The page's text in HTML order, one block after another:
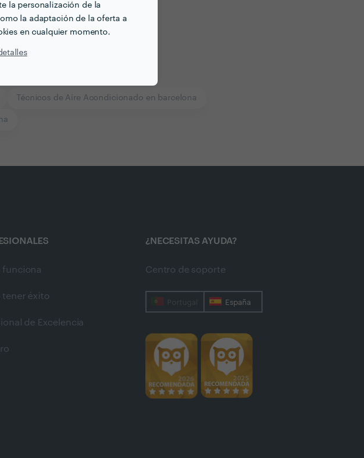
la personalización de la
la adaptación de la oferta a
en cualquier momento.
Técnicos de Aire Acondicionado en barcelona
funciona
tener éxito
de Excelencia
¿NECESITAS AYUDA?
Centro de soporte
Portugal España